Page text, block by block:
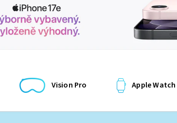
Vision Pro Apple Watch